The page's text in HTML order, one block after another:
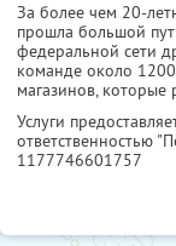
За более чем 20-
прошла большой
федеральной сети
команде около
магазинов,
Услуги
ответственностью
1177746601757